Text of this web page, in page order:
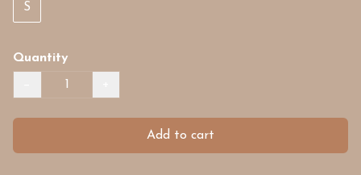
S
Quantity
Add to cart